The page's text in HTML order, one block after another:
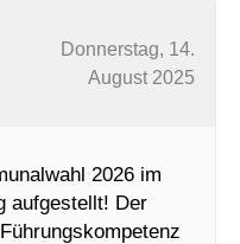
Donnerstag, 14.
August 2025
2026 im
aufgestellt! Der